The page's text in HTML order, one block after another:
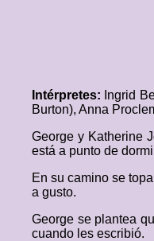
Intérpretes: Ingrid
Burton), Anna
George y Katherine
está a punto de
En su camino se
a gusto.
George se plantea
cuando les escribió.